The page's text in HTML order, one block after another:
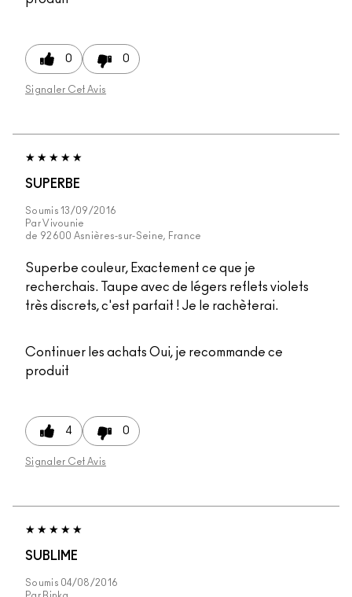
0 0
Signaler Cet Avis
SUPERBE
Soumis13/09/2016
ParVivounie
de 92600 Asnières-sur-Seine, France
Superbe couleur, Exactement ce que je
recherchais. Taupe avec de légers reflets violets
très discrets, c'est parfait ! Je le rachèterai.
Continuer les achats Oui, je recommande ce
produit
4 0
Signaler Cet Avis
SUBLIME
Soumis 04/08/2016
Par Binka